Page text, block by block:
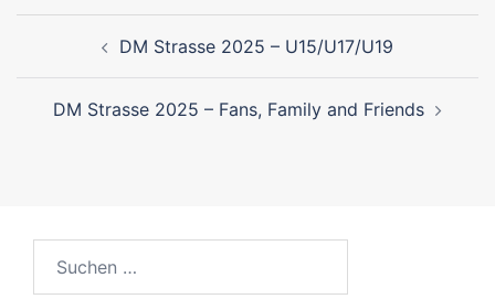
DM Strasse 2025 – U15/U17/U19
DM Strasse 2025 – Fans, Family and Friends